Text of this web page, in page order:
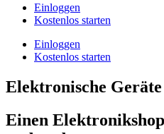
Einloggen
Kostenlos starten
Einloggen
Kostenlos starten
Elektronische
Einen